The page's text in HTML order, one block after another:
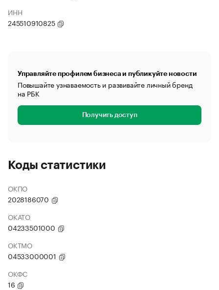
ИНН
245510910825
Управляйте профилем бизнеса и публикуйте новости
Повышайте узнаваемость и развивайте личный бренд
на РБК
Получить доступ
Коды статистики
ОКПО
2028186070
ОКАТО
04233501000
ОКТМО
04533000001
ОКФС
16